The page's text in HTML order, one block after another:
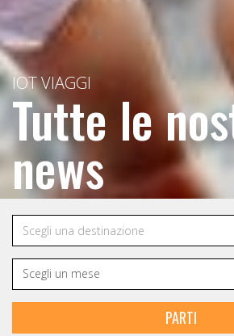
IOT VIAGGI
Tutte le
news
PARTI